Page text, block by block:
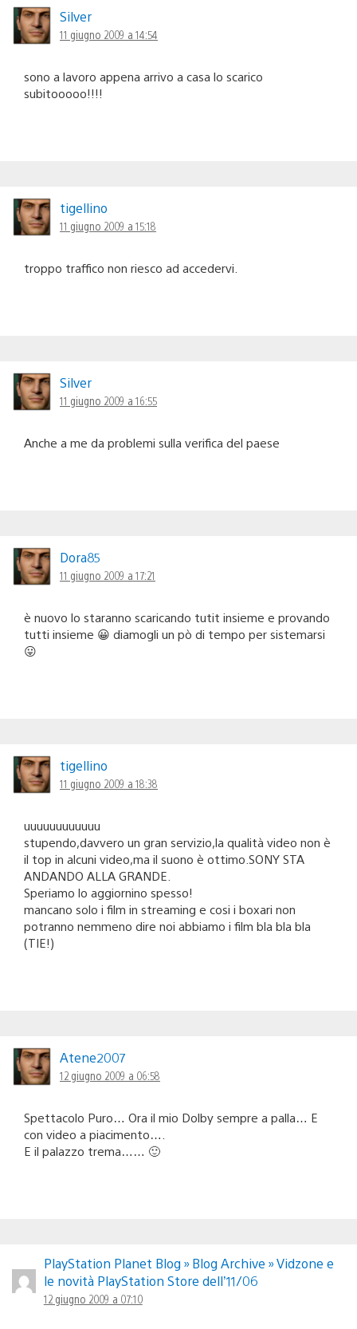
Silver
11 giugno 2009 a 14:54
sono a lavoro appena arrivo a casa lo scarico
subitooooo!!!!
tigellino
11 giugno 2009 a 15:18
troppo traffico non riesco ad accedervi.
Silver
11 giugno 2009 a 16:55
Anche a me da problemi sulla verifica del paese
Dora85
11 giugno 2009 a 17:21
è nuovo lo staranno scaricando tutit insieme e provando
tutti insieme 😀 diamogli un pò di tempo per sistemarsi
😛
tigellino
11 giugno 2009 a 18:38
uuuuuuuuuuuu
stupendo,davvero un gran servizio,la qualità video non è
il top in alcuni video,ma il suono è ottimo.SONY STA
ANDANDO ALLA GRANDE.
Speriamo lo aggiornino spesso!
mancano solo i film in streaming e cosi i boxari non
potranno nemmeno dire noi abbiamo i film bla bla bla
(TIE!)
Atene2007
12 giugno 2009 a 06:58
Spettacolo Puro… Ora il mio Dolby sempre a palla… E
con video a piacimento….
E il palazzo trema…… 🙂
PlayStation Planet Blog » Blog Archive » Vidzone e
le novità PlayStation Store dell’11/06
12 giugno 2009 a 07:10